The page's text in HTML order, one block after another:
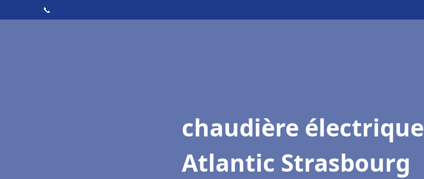
📞
chaudière électrique
Atlantic Strasbourg